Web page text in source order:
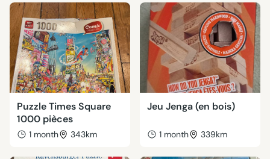
Puzzle Times Square
1000 pièces
1 month 343km
Jeu Jenga (en bois)
1 month 339km